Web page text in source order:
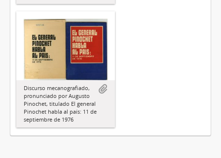
Discurso mecanografiado,
pronunciado por Augusto
Pinochet, titulado El general
Pinochet habla al país: 11 de
septiembre de 1976